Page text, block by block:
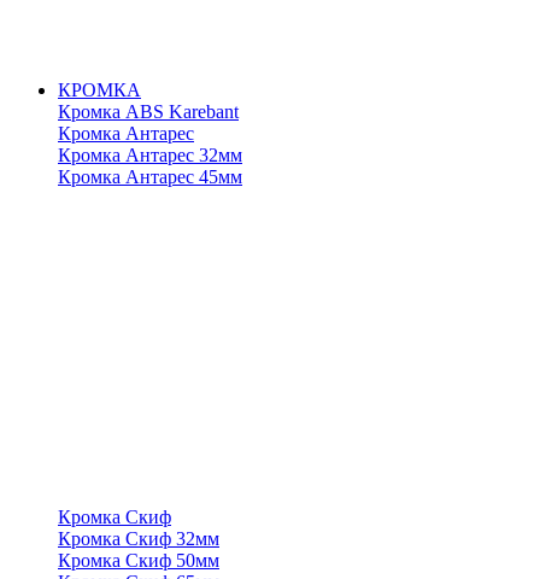
КРОМКА
Кромка ABS Karebant
Кромка Антарес
Кромка Антарес 32мм
Кромка Антарес 45мм
Кромка Скиф
Кромка Скиф 32мм
Кромка Скиф 50мм